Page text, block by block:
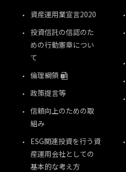
資産運用業宣言2020
投資信託の信認のた
めの行動憲章につい
て
倫理綱領
政策提言等
信頼向上のための取
組み
ESG関連投資を行う資
産運用会社としての
基本的な考え方